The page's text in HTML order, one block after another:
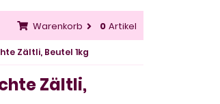
Warenkorb 0 Artikel
Zältli, Beutel 1kg
Zältli,